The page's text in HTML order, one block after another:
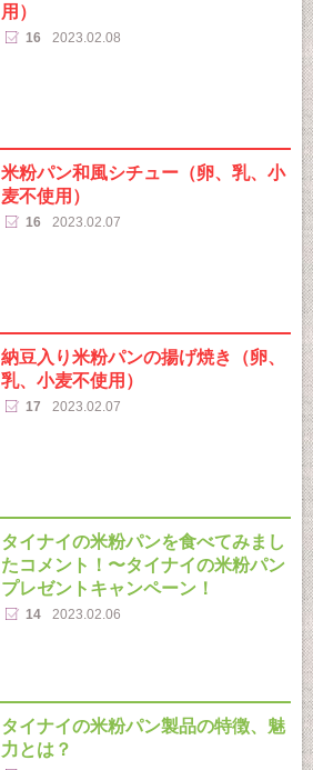
用）
16 2023.02.08
米粉パン和風シチュー（卵、乳、小
麦不使用）
16 2023.02.07
納豆入り米粉パンの揚げ焼き（卵、
乳、小麦不使用）
17 2023.02.07
タイナイの米粉パンを食べてみまし
たコメント！〜タイナイの米粉パン
プレゼントキャンペーン！
14 2023.02.06
タイナイの米粉パン製品の特徴、魅
力とは？